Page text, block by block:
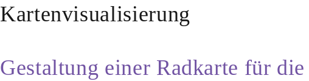
Kartenvisualisierung
Gestaltung einer Radkarte für